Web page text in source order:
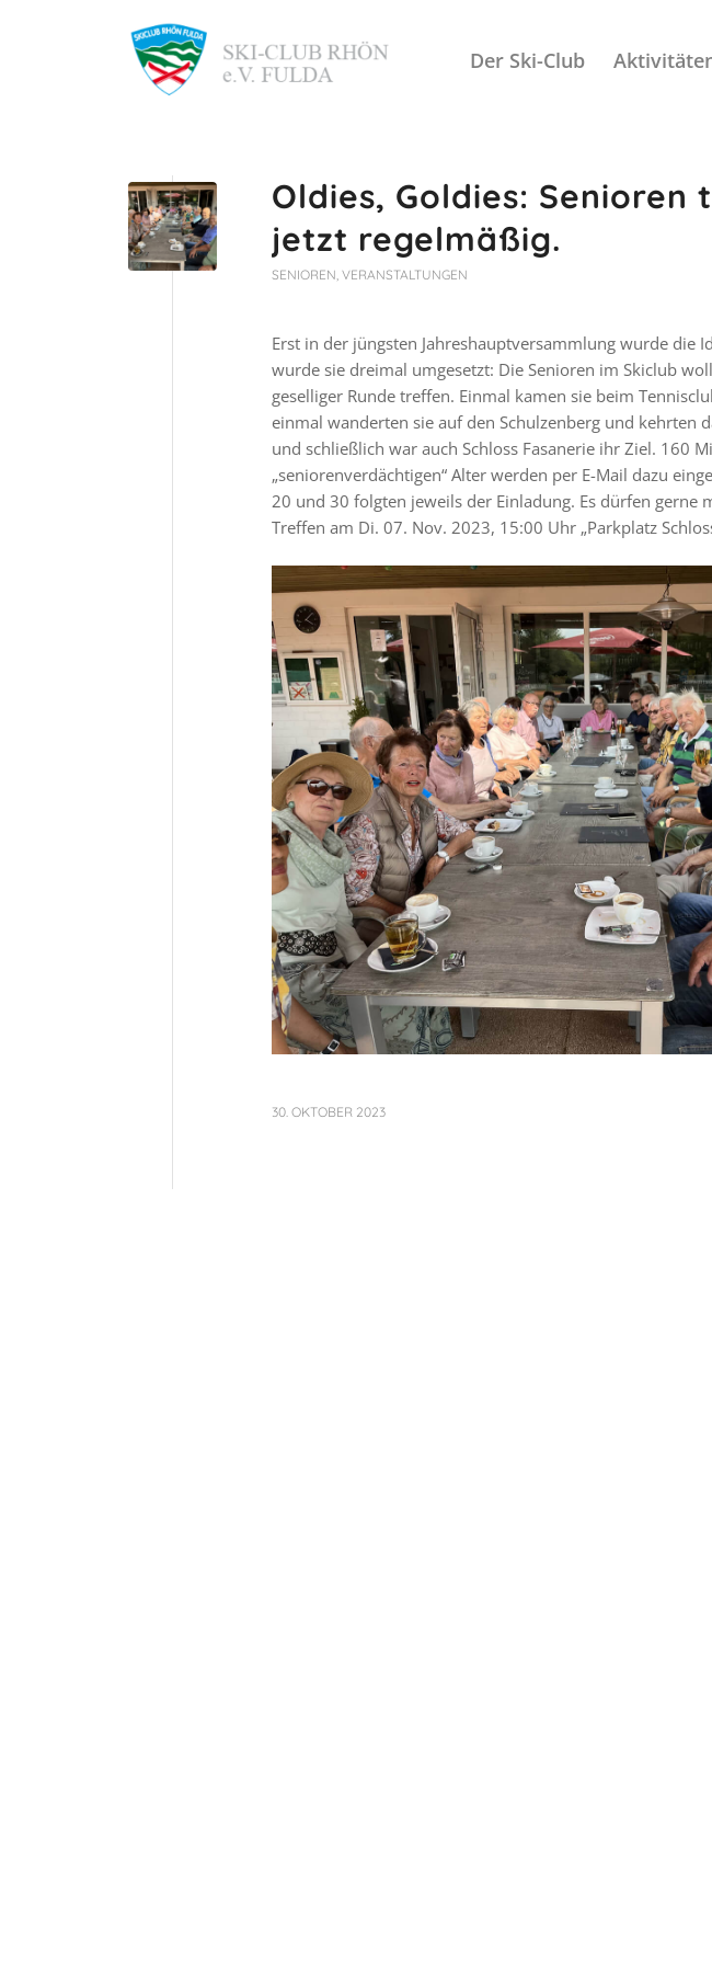
Der Ski-Club
Oldies, Goldies: Senioren
jetzt regelmäßig.
SENIOREN,VERANSTALTUNGEN
Erst in der jüngsten Jahreshauptversammlung wurde die
wurde sie dreimal umgesetzt: Die Senioren im Skiclub
geselliger Runde treffen. Einmal kamen sie beim
einmal wanderten sie auf den Schulzenberg und kehrten
und schließlich war auch Schloss Fasanerie ihr Ziel. 160
„seniorenverdächtigen“ Alter werden per E-Mail dazu
20 und 30 folgten jeweils der Einladung. Es dürfen gerne
Treffen am Di. 07. Nov. 2023, 15:00 Uhr „Parkplatz
30. OKTOBER 2023